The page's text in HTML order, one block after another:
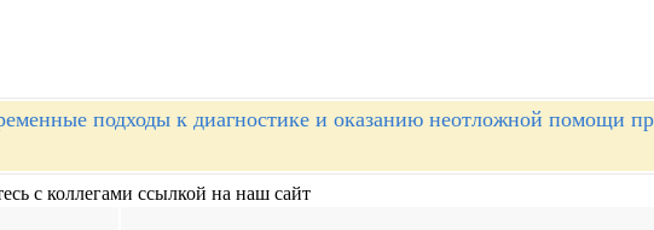
подходы к диагностике и оказанию неотложной помощи
с коллегами ссылкой на наш сайт